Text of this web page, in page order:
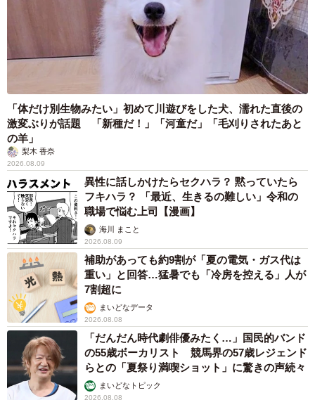
▼40代・神奈川県・男性
昨年、息子の小学校受験で、ある私立小学校に出願するこ
とになりました。その学校は非常に厳しいことで有名で、
出願書類にも細かいルールがありました。特に驚いたの
は、書類の記入が全て親の手書きでなければならないとい
う点です。
最初は簡単だろうと思っていたのですが、書き始めてすぐ
にその難しさに気付きました。いつもパソコンを使ってい
るので、手書きということに慣れておらず、書き始めると
震える手。漢字も忘れていたりして、横にスマホをおいて
漢字を確認しながら書きました。ほんの少しの誤字や修正
も許されず、間違えたら最初から書き直さなければならな
いというプレッシャーがありました。何度も何度も書き直
しているうちに、手が疲れてしまい、正直ストレスが溜ま
りました。慎重に書き、ようやく書類が完成したときは、
朝の4時でした。
▼40代・東京都・女性
「体だけ別生物みたい」初めて川遊びをした犬、濡れた直後の
激変ぶりが話題 「新種だ！」「河童だ」「毛刈りされたあと
の羊」
梨木 香奈
2026.08.09
異性に話しかけたらセクハラ？ 黙っていたら
フキハラ？ 「最近、生きるの難しい」令和の
職場で悩む上司【漫画】
海川 まこと
2026.08.09
補助があっても約9割が「夏の電気・ガス代は
重い」と回答…猛暑でも「冷房を控える」人が
7割超に
まいどなデータ
2026.08.08
「だんだん時代劇俳優みたく…」国民的バンド
の55歳ボーカリスト 競馬界の57歳レジェンド
らとの「夏祭り満喫ショット」に驚きの声続々
まいどなトピック
2026.08.08